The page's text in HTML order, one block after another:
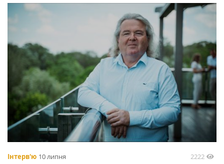
Інтерв'ю 10 липня 2222